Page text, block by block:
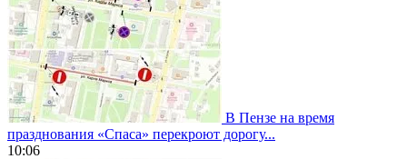
В Пензе на время
празднования «Спаса» перекроют дорогу...
10:06